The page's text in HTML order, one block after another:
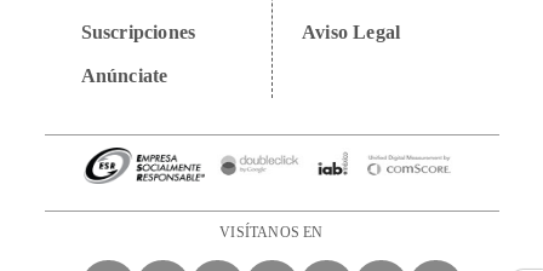
Suscripciones
Anúnciate
Aviso Legal
VISÍTANOS EN